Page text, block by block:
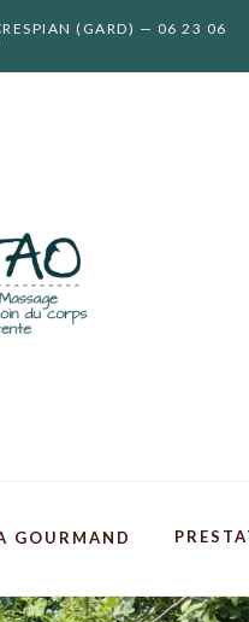
(GARD) — 06 23 06
GOURMAND